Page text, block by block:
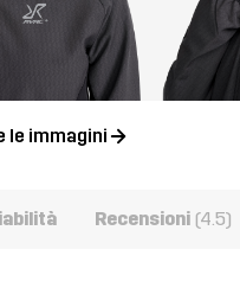
immagini
Recensioni (4.5)